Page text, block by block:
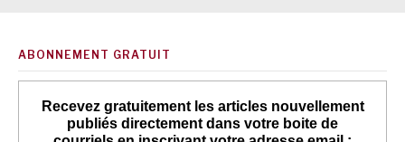
ABONNEMENT GRATUIT
Recevez gratuitement les articles nouvellement
publiés directement dans votre boite de